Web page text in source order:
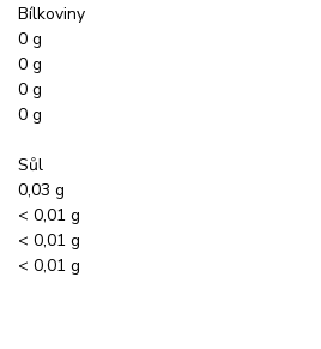
Bílkoviny
0 g
0 g
0 g
0 g
Sůl
0,03 g
< 0,01 g
< 0,01 g
< 0,01 g